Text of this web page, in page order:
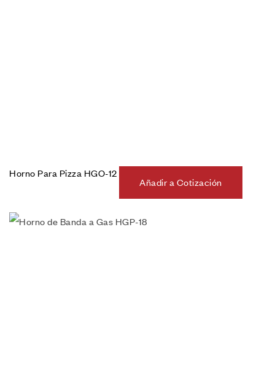
Horno Para Pizza HGO-12
Añadir a Cotización